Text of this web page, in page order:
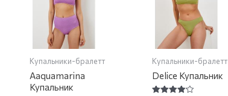
Купальники-бралетт
Aaquamarina
Купальник
Купальники-бралетт
Delice Купальник